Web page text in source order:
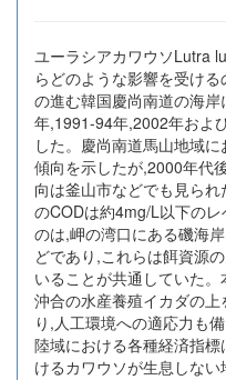
ユーラシアカワウソLutra
らどのような影響を受け
の進む韓国慶尚南道の海
年,1991-94年,2002年およ
した。慶尚南道馬山地域
傾向を示したが,2000年代
向は釜山市などでも見ら
のCODは約4mg/L以下の
のは,岬の湾口にある磯海
どであり,これらは餌資源
いることが共通していた
沖合の水産養殖イカダの
り,人工環境への適応力も
陸域における各種経済指
けるカワウソが生息しな